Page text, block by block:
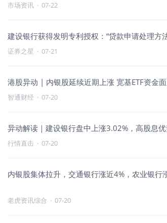
市场资讯 · 07-22
建设银行获得发明专利授权：“贷款申请处理方
证券之星 · 07-21
港股异动 | 内银股延续近期上涨 宽基ETF资金
智通财经 · 07-20
异动解读｜建设银行盘中上涨3.02%，高股息
行情直击 · 07-20
内银股集体拉升，交通银行涨近4%，农业银
老虎资讯综合 · 07-20